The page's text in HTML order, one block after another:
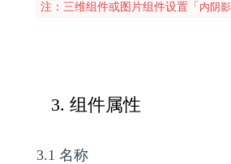
注：三维组件或图片组件设置「 内阴影
3. 组件属性
3.1 名称